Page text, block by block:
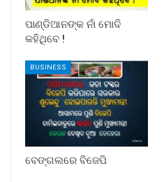
ପାଣ୍ଡିଆନଙ୍କ ନାଁ ମୋଦି
କହିଥିବେ !
BUSINESS
ବେଙ୍ଗଲରେ ବିଜେପି